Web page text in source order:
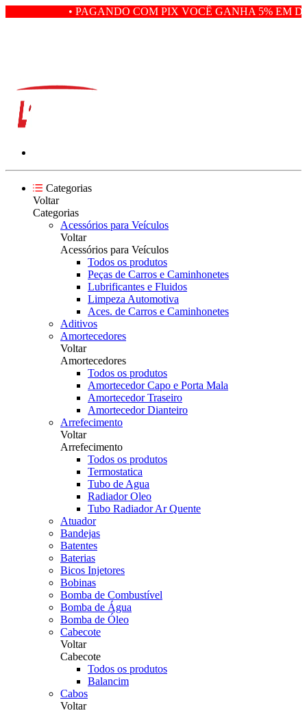
• PAGANDO COM PIX VOCÊ GANHA 5% EM
Categorias
Voltar
Categorias
Acessórios para Veículos
Voltar
Acessórios para Veículos
Todos os produtos
Peças de Carros e Caminhonetes
Lubrificantes e Fluidos
Limpeza Automotiva
Aces. de Carros e Caminhonetes
Aditivos
Amortecedores
Voltar
Amortecedores
Todos os produtos
Amortecedor Capo e Porta Mala
Amortecedor Traseiro
Amortecedor Dianteiro
Arrefecimento
Voltar
Arrefecimento
Todos os produtos
Termostatica
Tubo de Agua
Radiador Oleo
Tubo Radiador Ar Quente
Atuador
Bandejas
Batentes
Baterias
Bicos Injetores
Bobinas
Bomba de Combustível
Bomba de Água
Bomba de Óleo
Cabecote
Voltar
Cabecote
Todos os produtos
Balancim
Cabos
Voltar